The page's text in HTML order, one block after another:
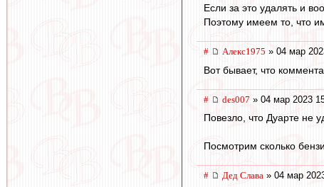
Если за это удалять и
Поэтому имеем то, что
# Алекс1975 » 04 мар
Вот бывает, что
# des007 » 04 мар 2023
Повезло, что Дуарте не
Посмотрим сколько
# Дед Слава » 04 мар